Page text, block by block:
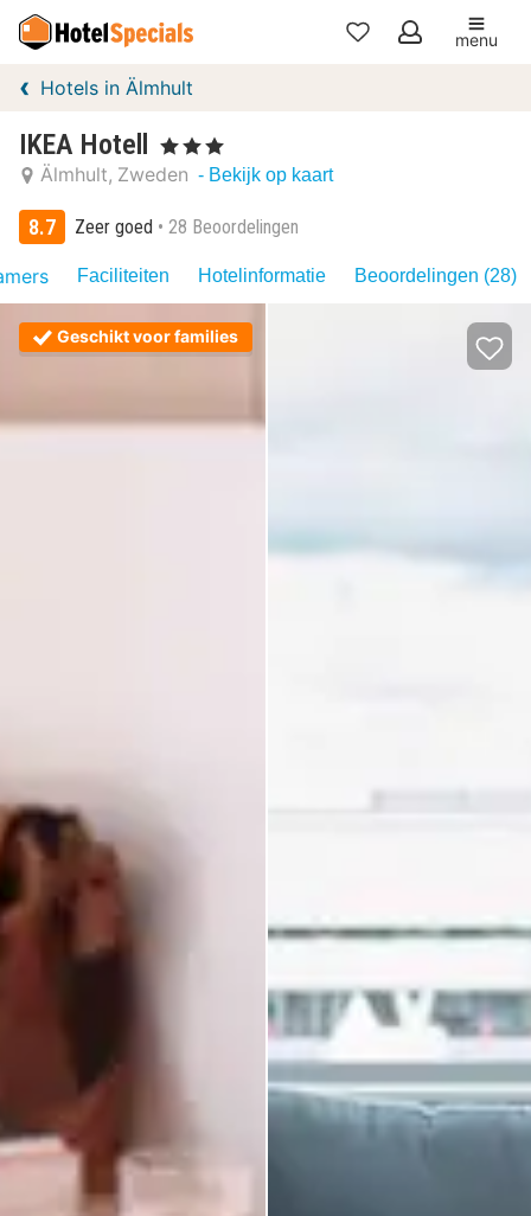
Mijn
menu
Hotels in Älmhult
IKEA Hotell , 3 Sterren
Älmhult Zweden - Bekijk op kaart
8.7 Zeer goed 28 Beoordelingen
Faciliteiten Hotelinformatie Beoordelingen (28)
Geschikt voor families